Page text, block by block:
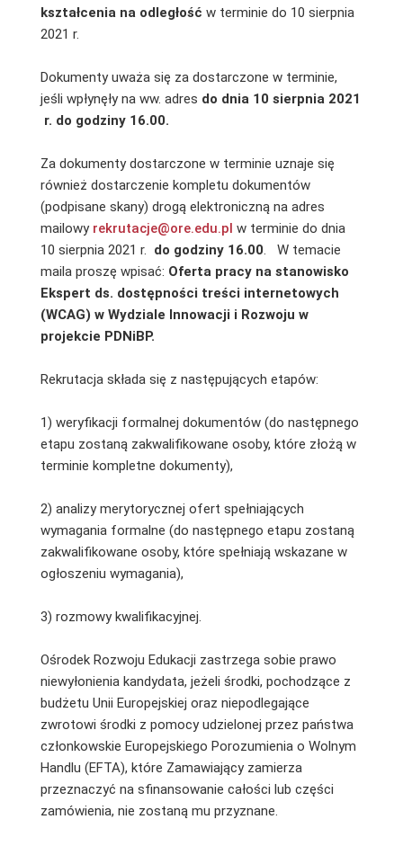
kształcenia na odległość w terminie do 10 sierpnia
2021 r.
Dokumenty uważa się za dostarczone w terminie,
jeśli wpłynęły na ww. adres do dnia 10 sierpnia 2021
r. do godziny 16.00.
Za dokumenty dostarczone w terminie uznaje się
również dostarczenie kompletu dokumentów
(podpisane skany) drogą elektroniczną na adres
mailowy rekrutacje@ore.edu.pl w terminie do dnia
10 sierpnia 2021 r. do godziny 16.00. W temacie
maila proszę wpisać: Oferta pracy na stanowisko
Ekspert ds. dostępności treści internetowych
(WCAG) w Wydziale Innowacji i Rozwoju w
projekcie PDNiBP.
Rekrutacja składa się z następujących etapów:
1) weryfikacji formalnej dokumentów (do następnego
etapu zostaną zakwalifikowane osoby, które złożą w
terminie kompletne dokumenty),
2) analizy merytorycznej ofert spełniających
wymagania formalne (do następnego etapu zostaną
zakwalifikowane osoby, które spełniają wskazane w
ogłoszeniu wymagania),
3) rozmowy kwalifikacyjnej.
Ośrodek Rozwoju Edukacji zastrzega sobie prawo
niewyłonienia kandydata, jeżeli środki, pochodzące z
budżetu Unii Europejskiej oraz niepodlegające
zwrotowi środki z pomocy udzielonej przez państwa
członkowskie Europejskiego Porozumienia o Wolnym
Handlu (EFTA), które Zamawiający zamierza
przeznaczyć na sfinansowanie całości lub części
zamówienia, nie zostaną mu przyznane.